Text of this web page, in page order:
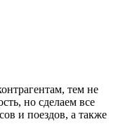
тем не
но сделаем все
и поездов, а также